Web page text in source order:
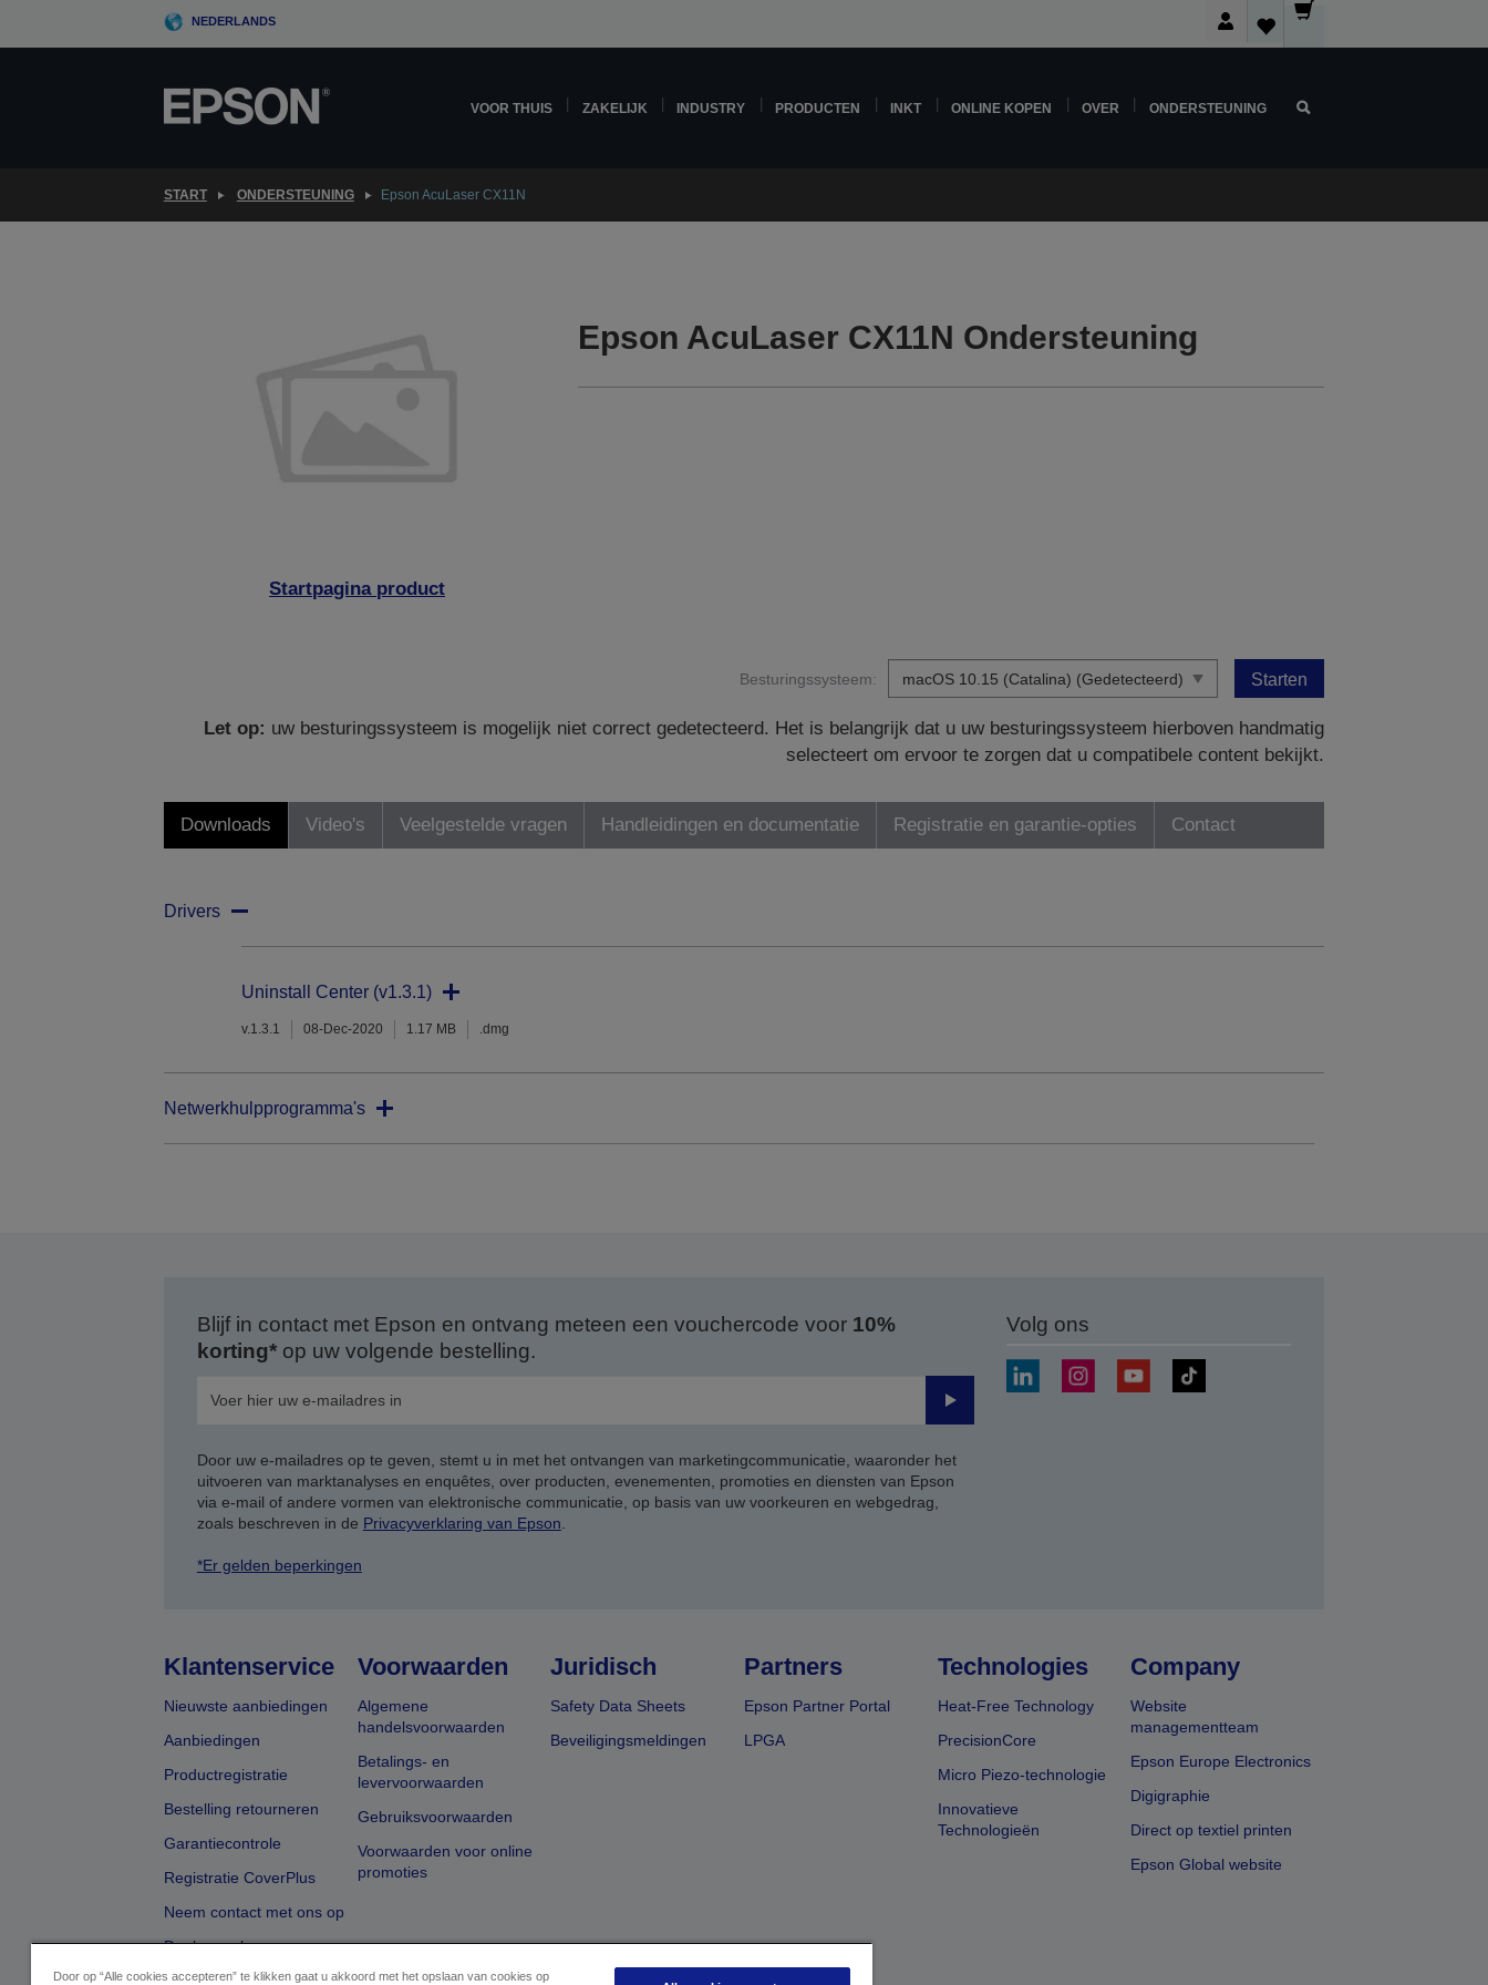
NEDERLANDS
VOOR THUIS ZAKELIJK INDUSTRY PRODUCTEN INKT ONLINE KOPEN OVER ONDERSTEUNING
START ONDERSTEUNING Epson AcuLaser CX11N
Startpagina product
Epson AcuLaser CX11N Ondersteuning
Besturingssysteem: Starten
Let op: uw besturingssysteem is mogelijk niet correct gedetecteerd. Het is belangrijk dat u uw besturingssysteem hierboven handmatig
selecteert om ervoor te zorgen dat u compatibele content bekijkt.
Downloads Video's Veelgestelde vragen Handleidingen en documentatie Registratie en garantie-opties Contact
Drivers
Uninstall Center (v1.3.1)
v.1.3.1 08-Dec-2020 1.17 MB .dmg
Netwerkhulpprogramma's
Blijf in contact met Epson en ontvang meteen een vouchercode voor 10%
korting*op uw volgende bestelling.
Verzenden
Door uw e-mailadres op te geven, stemt u in met het ontvangen van marketingcommunicatie, waaronder het
uitvoeren van marktanalyses en enquêtes, over producten, evenementen, promoties en diensten van Epson
via e-mail of andere vormen van elektronische communicatie, op basis van uw voorkeuren en webgedrag,
zoals beschreven in de Privacyverklaring van Epson.
*Er gelden beperkingen
Volg ons
Klantenservice
Nieuwste aanbiedingen
Aanbiedingen
Productregistratie
Bestelling retourneren
Garantiecontrole
Registratie CoverPlus
Neem contact met ons op
Dealer zoeken
Voorwaarden
Algemene
handelsvoorwaarden
Betalings- en
levervoorwaarden
Gebruiksvoorwaarden
Voorwaarden voor online
promoties
Juridisch
Safety Data Sheets
Beveiligingsmeldingen
Partners
Epson Partner Portal
LPGA
Technologies
Heat-Free Technology
PrecisionCore
Micro Piezo-technologie
Innovatieve
Technologieën
Company
Website
managementteam
Epson Europe Electronics
Digigraphie
Direct op textiel printen
Epson Global website
Door op “Alle cookies accepteren” te klikken gaat u akkoord met het opslaan van cookies op